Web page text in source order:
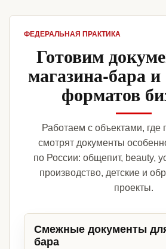
ФЕДЕРАЛЬНАЯ ПРАКТИКА
Готовим
магазина-бара
форматов
Работаем с объектами,
смотрят документы
по России: общепит, beauty,
производство, детские и
проекты.
Смежные документы
бара